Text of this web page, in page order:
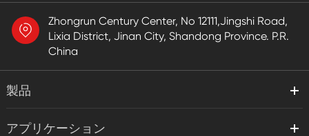
Zhongrun Century Center, No 12111,Jingshi Road,
Lixia District, Jinan City, Shandong Province. P.R.
China
製品
アプリケーション